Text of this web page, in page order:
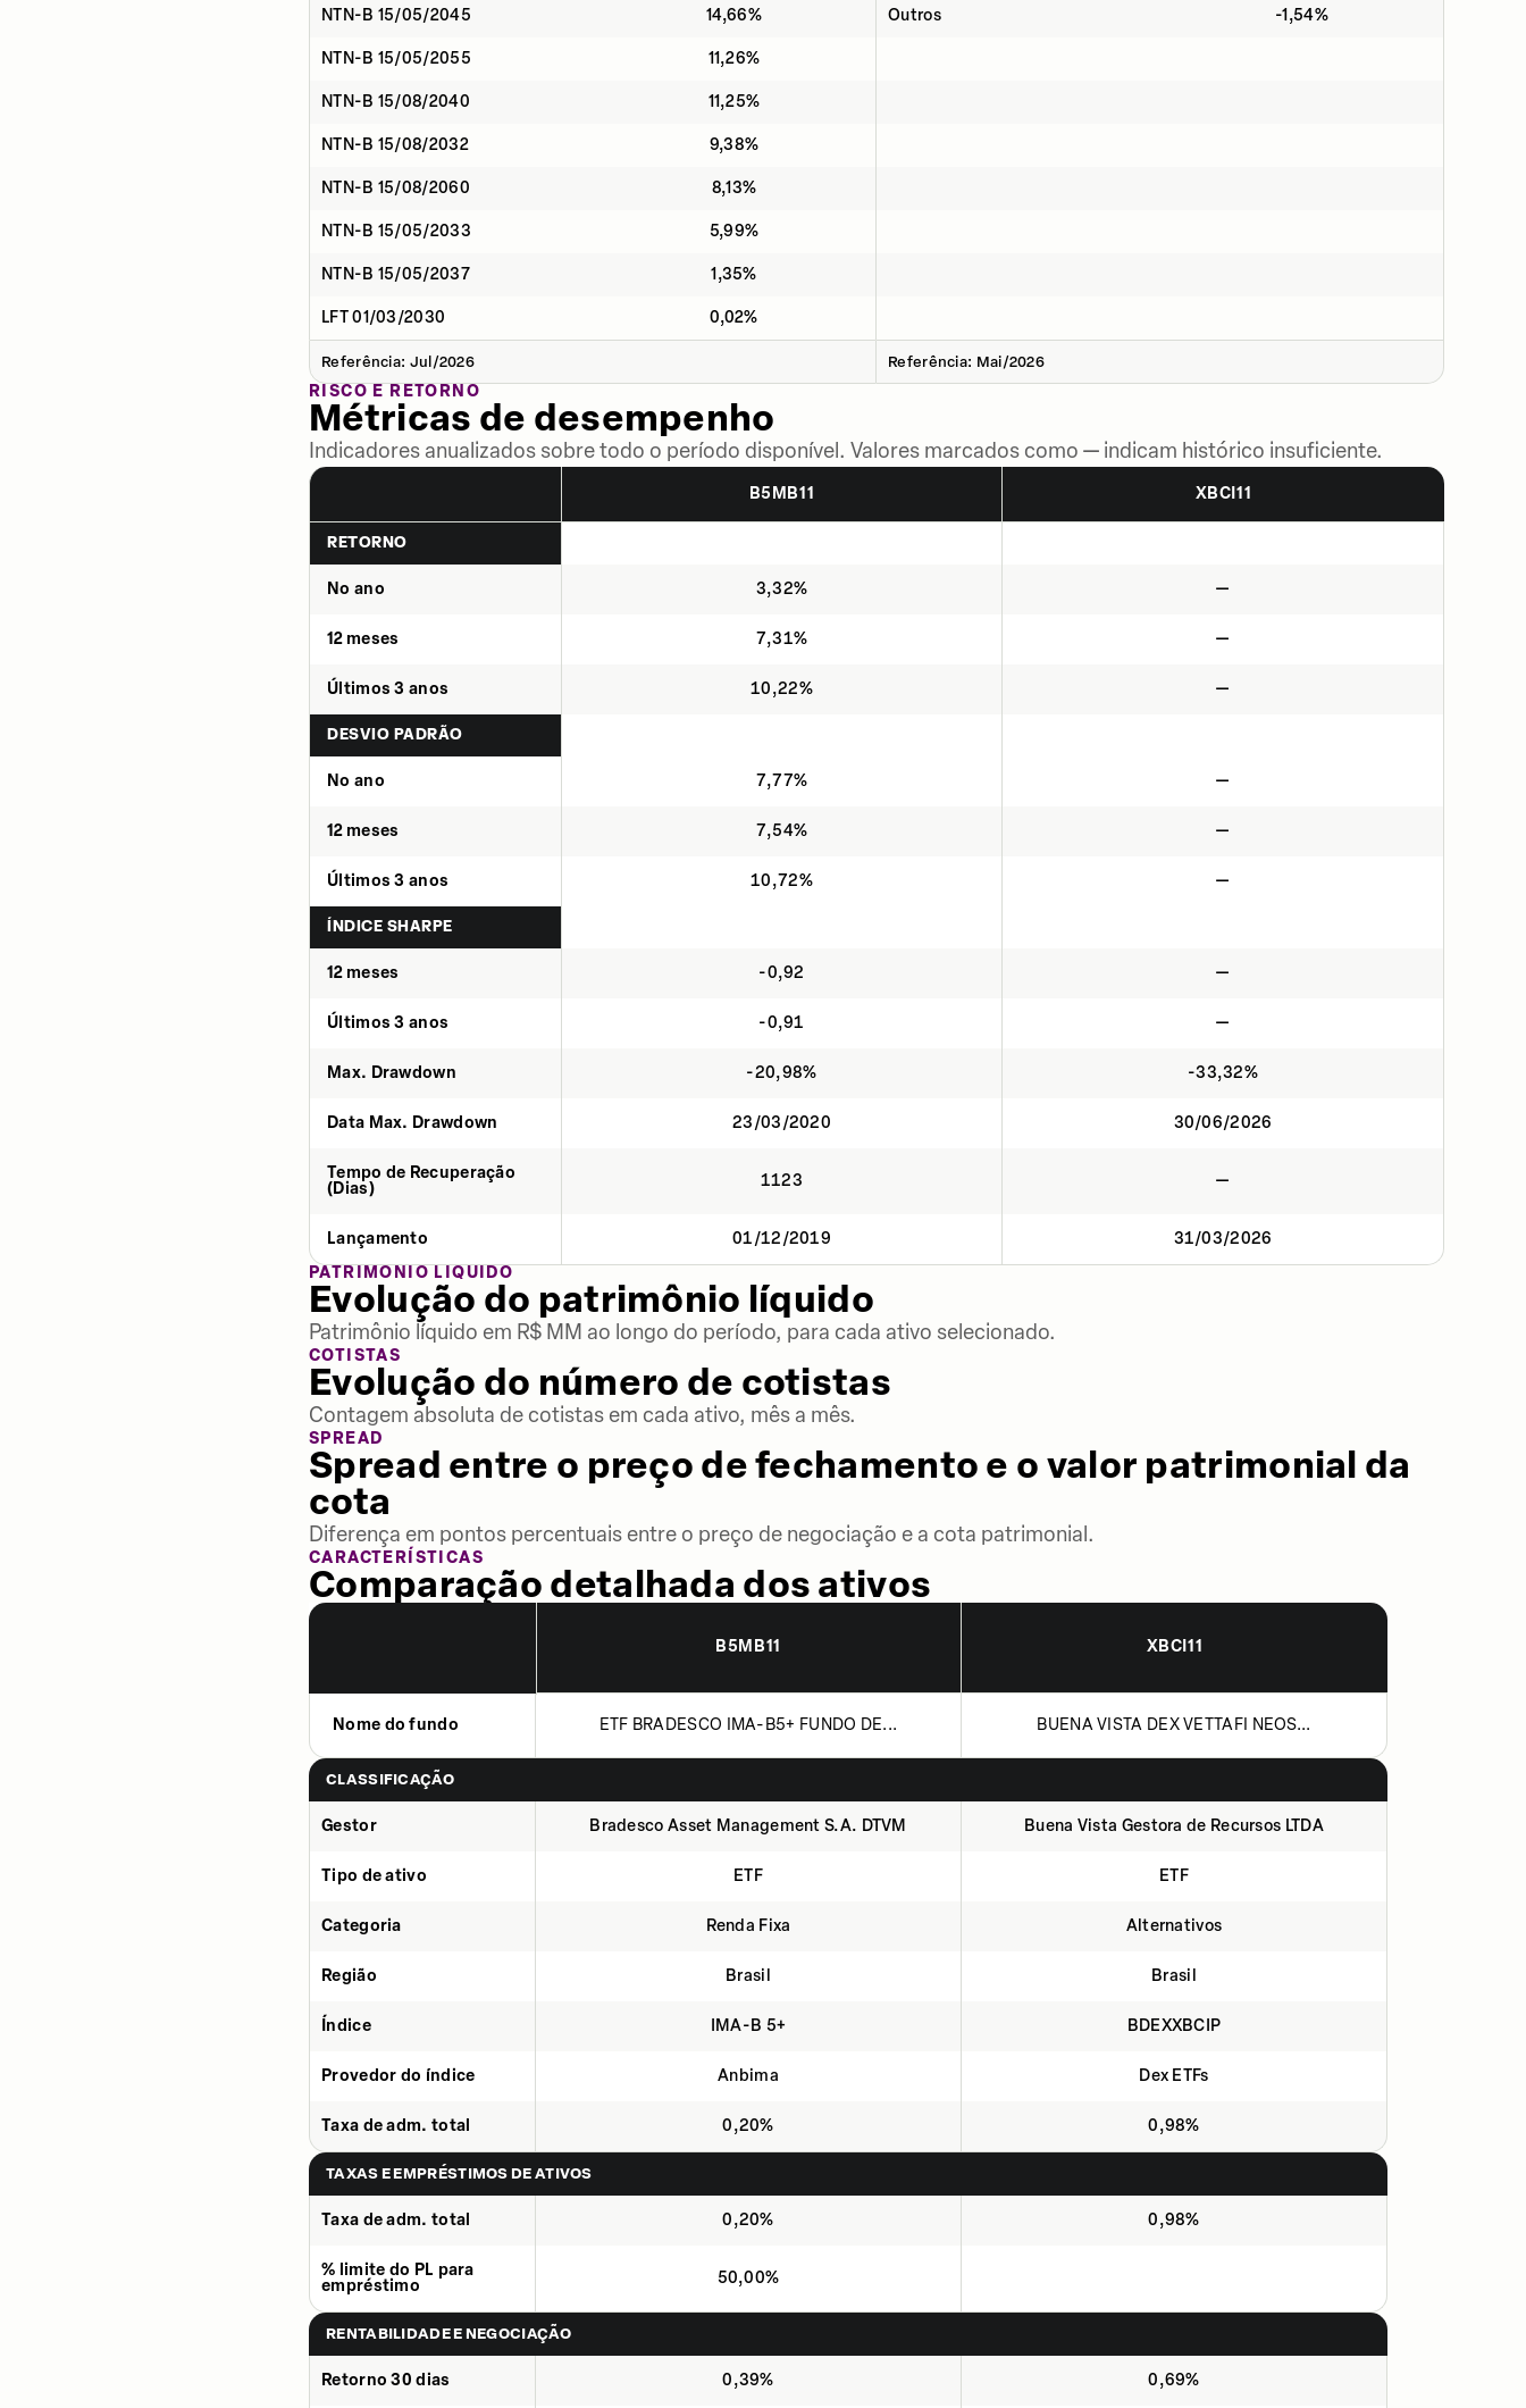
NTN-B 15/05/2045 14,66% Outros -1,54%
NTN-B 15/05/2055 11,26%
NTN-B 15/08/2040 11,25%
NTN-B 15/08/2032 9,38%
NTN-B 15/08/2060 8,13%
NTN-B 15/05/2033 5,99%
NTN-B 15/05/2037 1,35%
LFT 01/03/2030 0,02%
Referência: Jul/2026 Referência: Mai/2026
RISCO E RETORNO
Métricas de desempenho
Indicadores anualizados sobre todo o período disponível. Valores marcados como — indicam histórico insuficiente.
B5MB11 XBCI11
RETORNO
No ano 3,32% —
12 meses 7,31% —
Últimos 3 anos 10,22% —
DESVIO PADRÃO
No ano 7,77% —
12 meses 7,54% —
Últimos 3 anos 10,72% —
ÍNDICE SHARPE
12 meses -0,92 —
Últimos 3 anos -0,91 —
Max. Drawdown -20,98% -33,32%
Data Max. Drawdown 23/03/2020 30/06/2026
Tempo de Recuperação
(Dias)
1123 —
Lançamento 01/12/2019
31/03/2026
PATRIMÔNIO LÍQUIDO
Evolução do patrimônio líquido
Patrimônio líquido em R$ MM ao longo do período, para cada ativo selecionado.
COTISTAS
Evolução do número de cotistas
Contagem absoluta de cotistas em cada ativo, mês a mês.
SPREAD
Spread entre o preço de fechamento e o valor patrimonial da
cota
Diferença em pontos percentuais entre o preço de negociação e a cota patrimonial.
CARACTERÍSTICAS
Comparação detalhada dos ativos
B5MB11 XBCI11
Nome do fundo ETF BRADESCO IMA-B5+ FUNDO DE... BUENA VISTA DEX VETTAFI NEOS...
CLASSIFICAÇÃO
Gestor Bradesco Asset Management S.A. DTVM Buena Vista Gestora de Recursos LTDA
Tipo de ativo ETF ETF
Categoria Renda Fixa Alternativos
Região Brasil Brasil
Índice IMA-B 5+ BDEXXBCIP
Provedor do índice Anbima Dex ETFs
Taxa de adm. total 0,20% 0,98%
TAXAS E EMPRÉSTIMOS DE ATIVOS
Taxa de adm. total 0,20% 0,98%
% limite do PL para
empréstimo
50,00%
RENTABILIDADE E NEGOCIAÇÃO
Retorno 30 dias 0,39% 0,69%